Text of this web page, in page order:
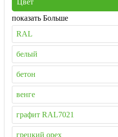
показать Больше
RAL
белый
бетон
венге
графит RAL7021
грецкий орех